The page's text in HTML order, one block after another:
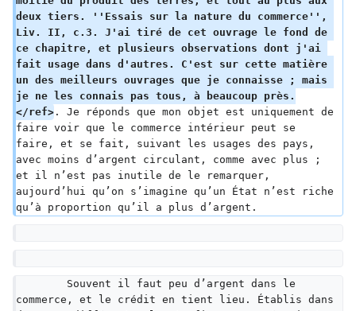
deux tiers. ''Essais sur la nature du commerce'',
Liv. II, c.3. J'ai tiré de cet ouvrage le fond de
ce chapitre, et plusieurs observations dont j'ai
fait usage dans d'autres. C'est sur cette matière
un des meilleurs ouvrages que je connaisse ; mais
je ne les connais pas tous, à beaucoup près.
</ref> . Je réponds que mon objet est uniquement de
faire voir que le commerce intérieur peut se
faire, et se fait, suivant les usages des pays,
avec moins d’argent circulant, comme avec plus ;
et il n’est pas inutile de le remarquer,
aujourd’hui qu’on s’imagine qu’un État n’est riche
qu’à proportion qu’il a plus d’argent.
commerce, et le crédit en tient lieu. Établis dans